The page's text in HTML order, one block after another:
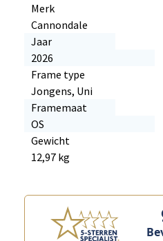
Merk
Cannondale
Jaar
2026
Frame type
Jongens, Uni
Framemaat
OS
Gewicht
12,97 kg